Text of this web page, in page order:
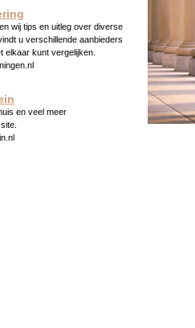
wij tips en uitleg over diverse
u verschillende aanbieders
elkaar kunt vergelijken.
en veel meer